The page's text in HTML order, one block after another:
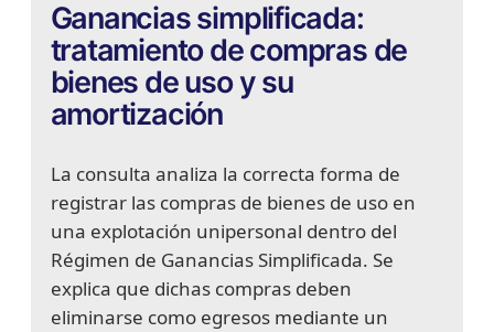
Ganancias simplificada:
tratamiento de compras de
bienes de uso y su
amortización
La consulta analiza la correcta forma de
registrar las compras de bienes de uso en
una explotación unipersonal dentro del
Régimen de Ganancias Simplificada. Se
explica que dichas compras deben
eliminarse como egresos mediante un